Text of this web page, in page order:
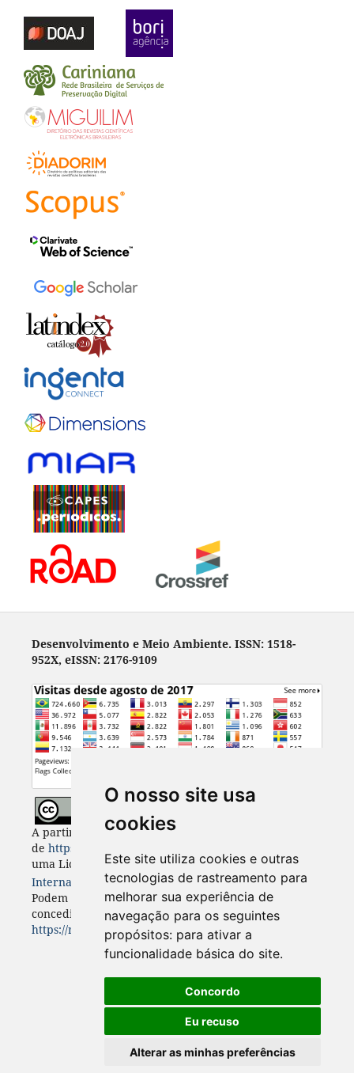
O nosso site usa
cookies
Este site utiliza cookies e outras
tecnologias de rastreamento para
melhorar sua experiência de
navegação para os seguintes
propósitos: para ativar a
funcionalidade básica do site.
Concordo
Eu recuso
Alterar as minhas preferências
Desenvolvimento e Meio Ambiente. ISSN: 1518-
952X, eISSN: 2176-9109
A partir de 2023, Desenvolvimento e Meio Ambiente
de https://revistas.ufpr.br/made
uma Licença
Creative Commons - Atribuição 4.0
Internacional . CC BY 4.0
Podem estar disponíveis autorizações adicionais às
concedidas no âmbito desta licença em
https://revistas.ufpr.br/made/about.